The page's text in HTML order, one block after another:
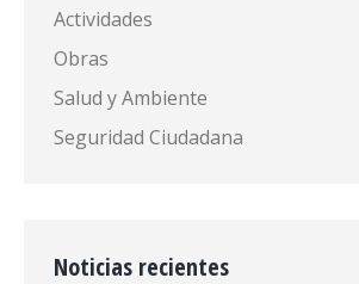
Actividades
Obras
Salud y Ambiente
Seguridad Ciudadana
Noticias recientes